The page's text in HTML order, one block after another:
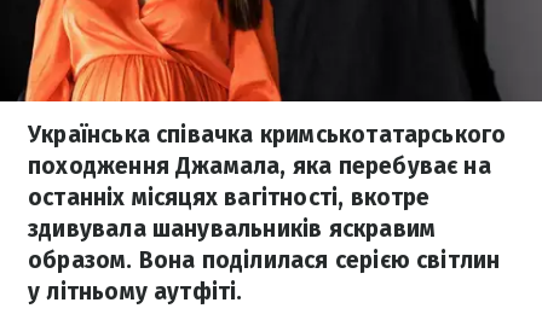
Українська співачка кримськотатарського
походження Джамала, яка перебуває на
останніх місяцях вагітності, вкотре
здивувала шанувальників яскравим
образом. Вона поділилася серією світлин
у літньому аутфіті.